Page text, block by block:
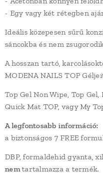
- Egy vagy két rétegben
Ideális közepesen sűrű
sáncokba és nem
A hosszan tartó,
MODENA NAILS TOP
Top Gel Non Wipe, Top
Quick Mat TOP, vagy My
A legfontosabb információ:
a biztonságos 7 FREE
DBP, formaldehid gyanta,
nemtartalmazza a termék.